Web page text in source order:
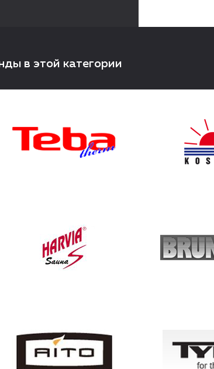
в этой категории